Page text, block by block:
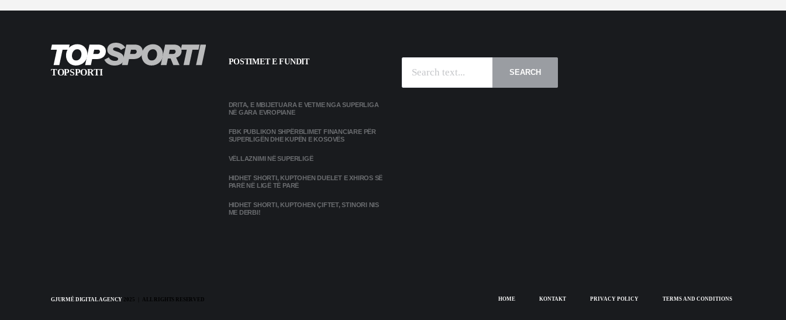
TOPSPORTI
POSTIMET E FUNDIT
DRITA, E MBIJETUARA E VETME NGA SUPERLIGA
NË GARA EVROPIANE
FBK PUBLIKON SHPËRBLIMET FINANCIARE PËR
SUPERLIGËN DHE KUPËN E KOSOVËS
VËLLAZNIMI NË SUPERLIGË
HIDHET SHORTI, KUPTOHEN DUELET E XHIROS SË
PARË NË LIGË TË PARË
HIDHET SHORTI, KUPTOHEN ÇIFTET, STINORI NIS
ME DERBI!
SEARCH
GJURMË DIGITAL AGENCY 2025 | ALL RIGHTS RESERVED HOME KONTAKT PRIVACY POLICY TERMS AND CONDITIONS